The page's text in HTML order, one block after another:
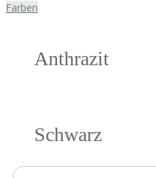
Farben
Anthrazit
Schwarz